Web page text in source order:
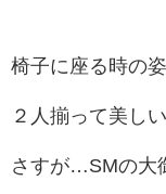
椅子に座る時の
２人揃って美し
さすが…SMの大